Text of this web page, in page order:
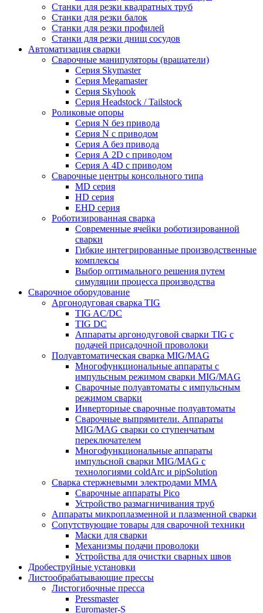
Станки для резки квадратных труб
Станки для резки балок
Станки для резки профилей
Станки для резки днищ сосудов
Автоматизация сварки
Сварочные манипуляторы (вращатели)
Серия Skymaster
Серия Megamaster
Серия Skyhook
Серия Headstock / Tailstock
Роликовые опоры
Серия N без привода
Серия N с приводом
Серия A без привода
Серия А 2D с приводом
Серия А 4D с приводом
Сварочные центры консольного типа
MD серия
HD серия
EHD серия
Роботизированная сварка
Современные ячейки роботизированной
сварки
Гибкие интегрированные производственные
комплексы
Выбор оптимального решения путем
симуляции процесса производства
Сварочное оборудование
Аргонодуговая сварка TIG
TIG AC/DC
TIG DC
Аппараты аргонодуговой сварки TIG с
подачей присадочной проволоки
Полуавтоматическая сварка MIG/MAG
Многофункциональные аппараты с
импульсным режимом сварки MIG/MAG
Сварочные полуавтоматы с импульсным
режимом сварки
Инверторные сварочные полуавтоматы
Сварочные выпрямители. Аппараты
MIG/MAG сварки со ступенчатым
переключателем
Многофункциональные аппараты
импульсной сварки MIG/MAG с
технологиями coldArc и pipSolution
Сварка стержневыми электродами MMA
Сварочные аппараты Pico
Устройство размагничивания труб
Аппараты микроплазменной и плазменной сварки
Сопутствующие товары для сварочной техники
Маски для сварки
Механизмы подачи проволоки
Устройства для очистки сварных швов
Дробеструйные установки
Листообрабатывающие прессы
Листогибочные пресса
Pressmaster
Euromaster-S